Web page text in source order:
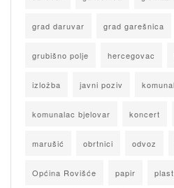
grad daruvar grad garešnica
grubišno polje hercegovac
izložba javni poziv
komunalac bjelovar koncert
marušić obrtnici odvoz
Općina Rovišće papir